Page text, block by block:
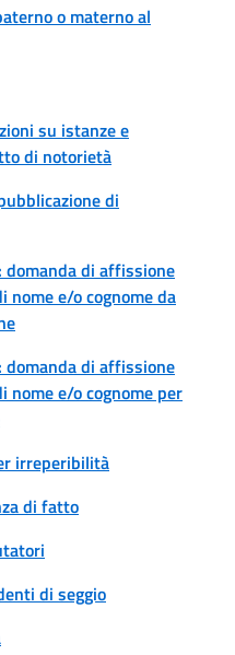
o materno al
su istanze e
di notorietà
di
domanda di affissione
nome e/o cognome da
domanda di affissione
nome e/o cognome per
irreperibilità
di fatto
di seggio